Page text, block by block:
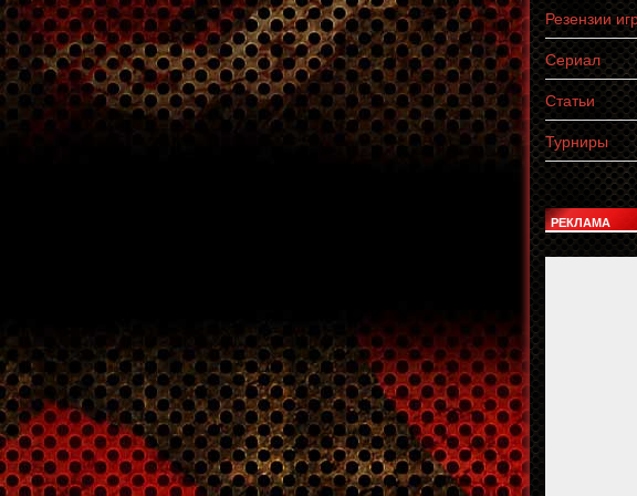
Резензии
Сериал
Статьи
Турниры
РЕКЛАМА